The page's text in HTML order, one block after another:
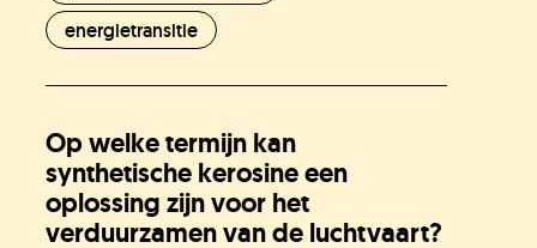
energietransitie
Op welke termijn kan
synthetische kerosine een
oplossing zijn voor het
verduurzamen van de luchtvaart?